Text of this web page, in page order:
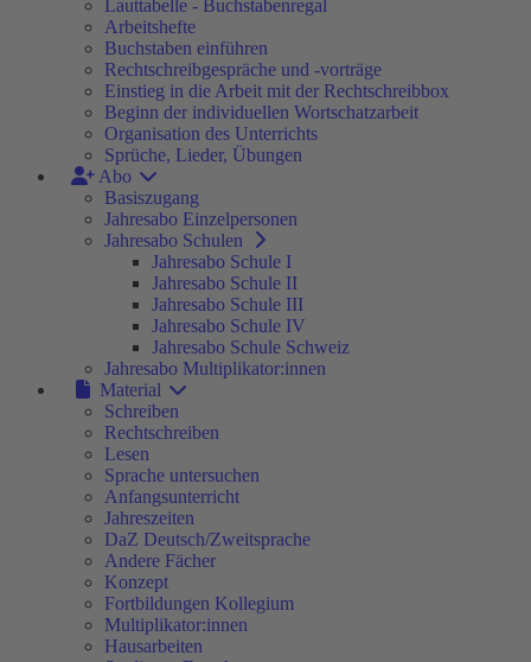
Lauttabelle - Buchstabenregal
Arbeitshefte
Buchstaben einführen
Rechtschreibgespräche und -vorträge
Einstieg in die Arbeit mit der Rechtschreibbox
Beginn der individuellen Wortschatzarbeit
Organisation des Unterrichts
Sprüche, Lieder, Übungen
Abo
Basiszugang
Jahresabo Einzelpersonen
Jahresabo Schulen
Jahresabo Schule I
Jahresabo Schule II
Jahresabo Schule III
Jahresabo Schule IV
Jahresabo Schule Schweiz
Jahresabo Multiplikator:innen
Material
Schreiben
Rechtschreiben
Lesen
Sprache untersuchen
Anfangsunterricht
Jahreszeiten
DaZ Deutsch/Zweitsprache
Andere Fächer
Konzept
Fortbildungen Kollegium
Multiplikator:innen
Hausarbeiten